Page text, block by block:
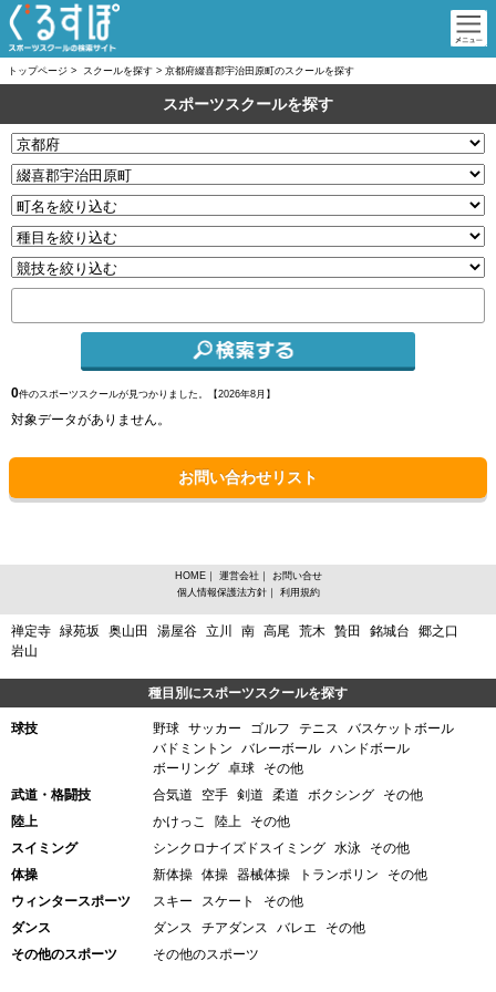
トップページ > スクールを探す > 京都府綴喜郡宇治田原町のスクールを探す
スポーツスクールを探す
0件のスポーツスクールが見つかりました。【2026年8月】
対象データがありません。
お問い合わせリスト
京都府綴喜郡宇治田原町からスポーツスクールを探す
禅定寺 緑苑坂 奥山田 湯屋谷 立川 南 高尾 荒木 贄田 銘城台
郷之口
岩山
種目別にスポーツスクールを探す
球技 野球 サッカー ゴルフ テニス
バスケットボール
バドミントン
バレーボール ハンドボール
ボーリング 卓球
その他
武道・格闘技
合気道 空手 剣道 柔道 ボクシング
その他
陸上
かけっこ 陸上
その他
スイミング
シンクロナイズドスイミング 水泳
その他
体操
新体操 体操 器械体操 トランポリン
その他
ウィンタースポーツ
スキー スケート
その他
ダンス
ダンス チアダンス バレエ
その他
その他のスポーツ
その他のスポーツ
HOME｜ 運営会社 ｜
お問い合せ
個人情報保護法方針｜ 利用規約